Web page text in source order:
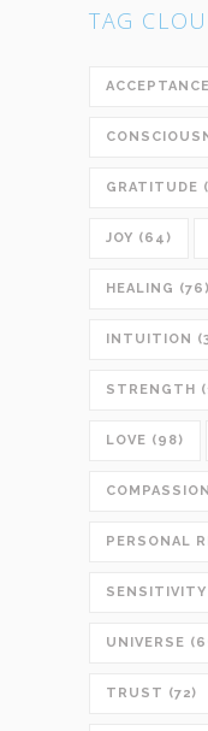
TAG
ACCEPTANCE
GRATITUDE
JOY (64)
HEALING (76)
INTUITION
STRENGTH
LOVE (98)
COMPASSION
PERSONAL
SENSITIVITY
UNIVERSE
TRUST (72)